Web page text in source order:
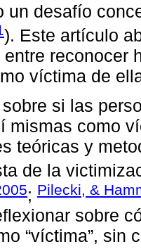
un desafío
). Este artículo
reconocer
víctima de
si las
mismas como
teóricas y
de la
; Pilecki, &
sobre
“víctima”, sin